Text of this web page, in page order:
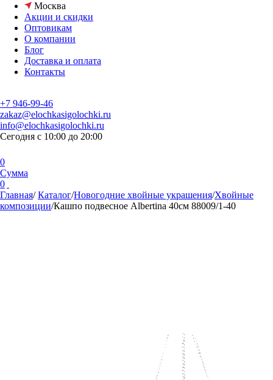
Москва
Акции и скидки
Оптовикам
О компании
Блог
Доставка и оплата
Контакты
+7 946-99-46
zakaz@elochkasigolochki.ru
info@elochkasigolochki.ru
Сегодня с 10:00 до 20:00
0
Сумма
0
Главная/ Каталог/Новогодние хвойные украшения/Хвойные
композиции/Кашпо подвесное Albertina 40см 88009/1-40